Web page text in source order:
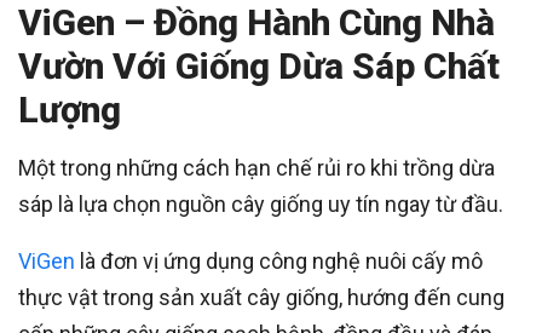
ViGen – Đồng Hành Cùng Nhà
Vườn Với Giống Dừa Sáp Chất
Lượng
Một trong những cách hạn chế rủi ro khi trồng dừa
sáp là lựa chọn nguồn cây giống uy tín ngay từ đầu.
ViGen là đơn vị ứng dụng công nghệ nuôi cấy mô
thực vật trong sản xuất cây giống, hướng đến cung